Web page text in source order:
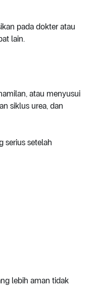
pada dokter atau
lain.
atau menyusui
siklus urea, dan
serius setelah
lebih aman tidak